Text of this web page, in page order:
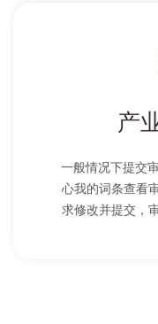
产
一般情况下提交
心我的词条查看
求修改并提交，